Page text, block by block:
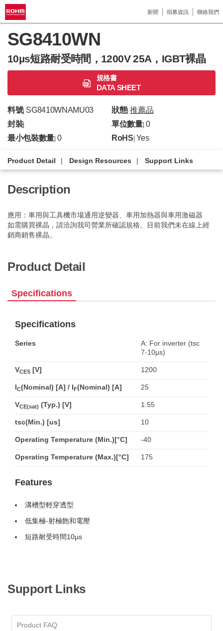
新聞 招募資訊 聯絡我們
SG8410WN
10µs短路耐受時間，1200V 25A，IGBT裸晶
規格書
DATA SHEET
料號| SG8410WNAMU03 狀態|推薦品
封裝| 單位數量| 0
最小包裝數量 |0 RoHS Yes
Product Detail Design Resources Support Links
Description
應用：車用與工具機市場通用逆變器、車用加熱器與車用激磁器
如需購買裸晶，請洽詢我司營業所確認規格。目前我們未在線上經
銷商銷售裸晶。
Product Detail
Specifications
Specifications
Series
A: For inverter (tsc
7-10µs)
VCES [V] 1200
IC(Nominal) [A] / IF(Nominal) [A] 25
VCE(sat) (Typ.) [V] 1.55
tsc(Min.) [us] 10
Operating Temperature (Min.)[°C] -40
Operating Temperature (Max.)[°C] 175
Features
溝槽型輕穿透型
低集極-射極飽和電壓
短路耐受時間10µs
Support Links
Product FAQ